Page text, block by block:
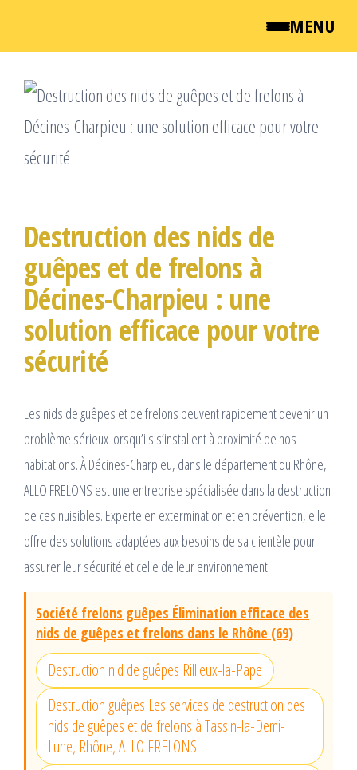
MENU
QUI SOMMES NOUS ?
NEWSROOM
TARIFS
CONTACT
contenu
Destruction des nids de
guêpes et de frelons à
Décines-Charpieu : une
solution efficace pour votre
sécurité
Les nids de guêpes et de frelons peuvent rapidement devenir un
problème sérieux lorsqu’ils s’installent à proximité de nos
habitations. À Décines-Charpieu, dans le département du Rhône,
ALLO FRELONS est une entreprise spécialisée dans la destruction
de ces nuisibles. Experte en extermination et en prévention, elle
offre des solutions adaptées aux besoins de sa clientèle pour
assurer leur sécurité et celle de leur environnement.
Société frelons guêpes Élimination efficace des
nids de guêpes et frelons dans le Rhône (69)
Destruction nid de guêpes Rillieux-la-Pape
Destruction guêpes Les services de destruction des
nids de guêpes et de frelons à Tassin-la-Demi-
Lune, Rhône, ALLO FRELONS